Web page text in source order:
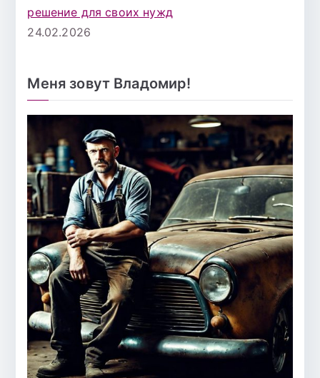
решение для своих нужд
24.02.2026
Меня зовут Владомир!